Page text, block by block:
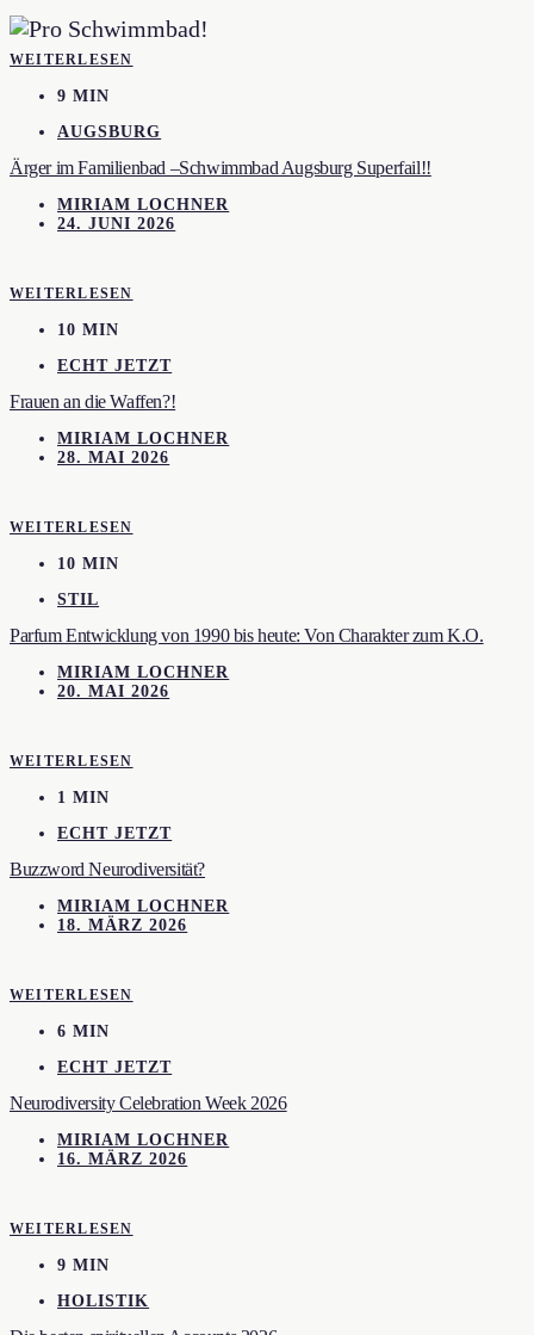
WEITERLESEN
9 MIN
AUGSBURG
Ärger im Familienbad –Schwimmbad Augsburg Superfail!!
MIRIAM LOCHNER
24. JUNI 2026
WEITERLESEN
10 MIN
ECHT JETZT
Frauen an die Waffen?!
MIRIAM LOCHNER
28. MAI 2026
WEITERLESEN
10 MIN
STIL
Parfum Entwicklung von 1990 bis heute: Von Charakter zum K.O.
MIRIAM LOCHNER
20. MAI 2026
WEITERLESEN
1 MIN
ECHT JETZT
Buzzword Neurodiversität?
MIRIAM LOCHNER
18. MÄRZ 2026
WEITERLESEN
6 MIN
ECHT JETZT
Neurodiversity Celebration Week 2026
MIRIAM LOCHNER
16. MÄRZ 2026
WEITERLESEN
9 MIN
HOLISTIK